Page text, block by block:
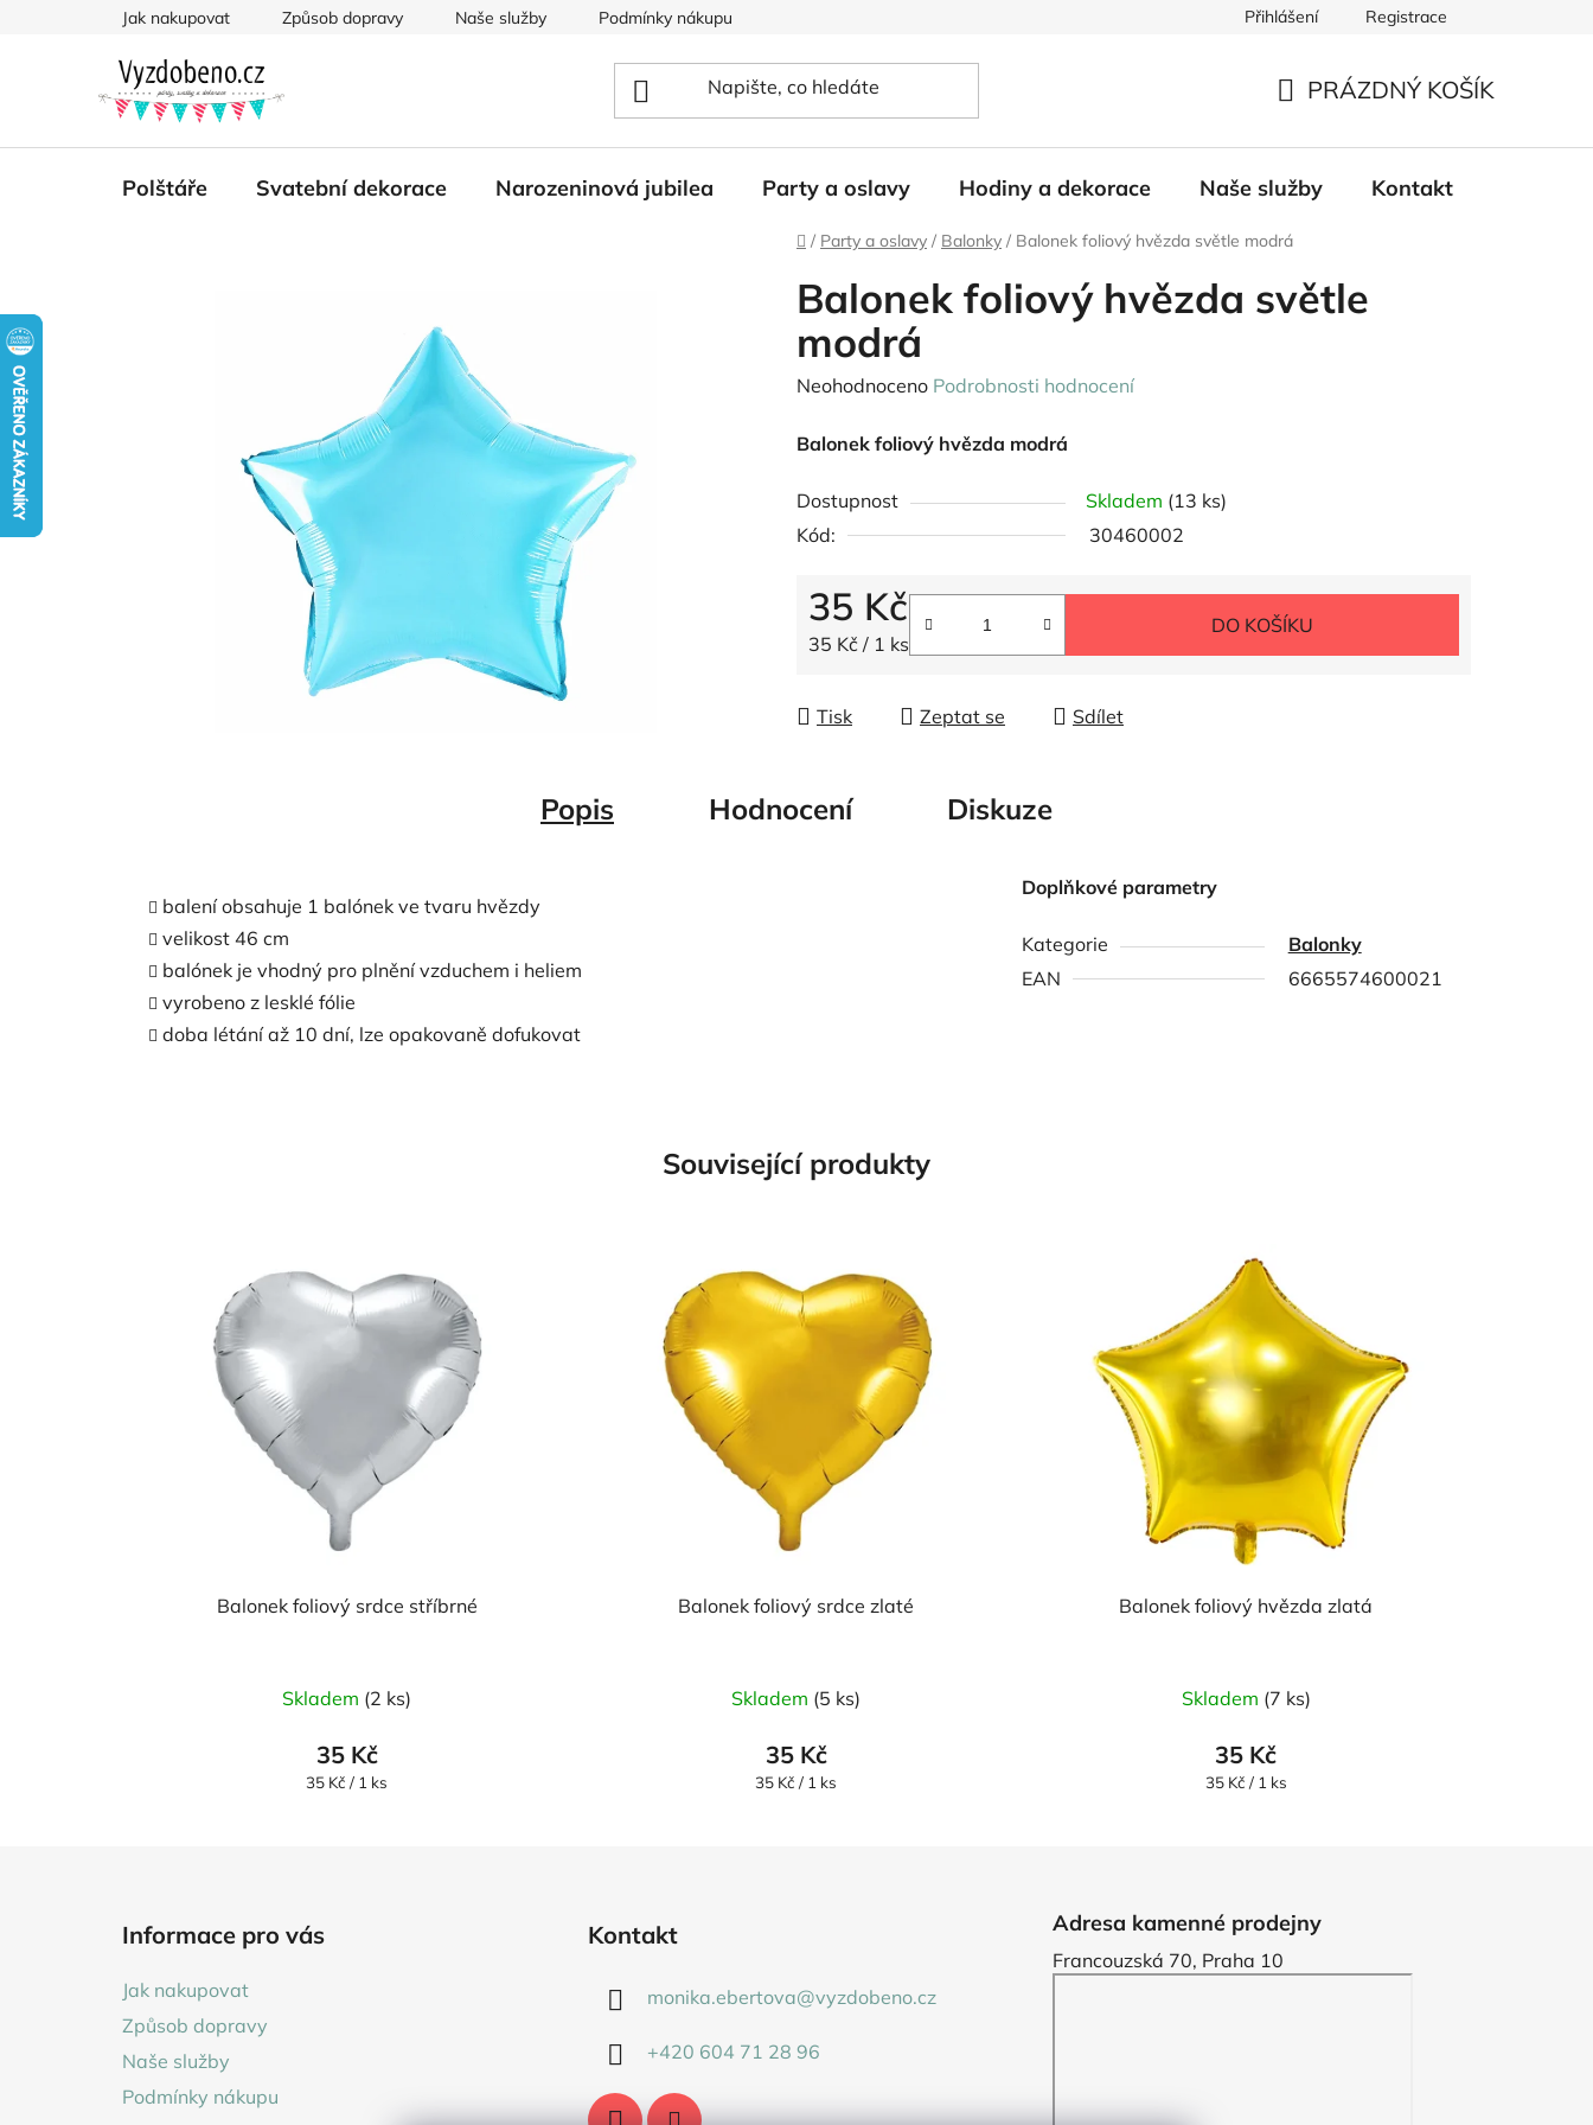
Jak nakupovat Způsob dopravy Naše služby Podmínky nákupu Přihlášení Registrace
KOŠÍK
PRÁZDNÝ KOŠÍK
Polštáře Svatební dekorace Narozeninová jubilea Party a oslavy Hodiny a dekorace Naše služby Kontakt
Domů
/ Party a oslavy / Balonky / Balonek foliový hvězda světle modrá
Balonek foliový hvězda světle
modrá
Průměrné
produktu
0,0
z
hvězdiček.
Neohodnoceno Podrobnosti hodnocení
Balonek foliový hvězda modrá
Dostupnost Skladem (13 ks)
Kód:
30460002
35 Kč
Měrná cena:
35 Kč / 1 ks
DO KOŠÍKU
Tisk Zeptat se Sdílet
Popis Hodnocení Diskuze
balení obsahuje 1 balónek ve tvaru hvězdy
velikost 46 cm
balónek je vhodný pro plnění vzduchem i heliem
vyrobeno z lesklé fólie
doba létání až 10 dní, lze opakovaně dofukovat
Doplňkové parametry
Kategorie
Balonky
EAN
6665574600021
Související produkty
Balonek foliový srdce stříbrné
Skladem (2 ks)
35 Kč
Měrná
35 Kč / 1 ks
Balonek foliový srdce zlaté
Skladem (5 ks)
35 Kč
Měrná
35 Kč / 1 ks
Balonek foliový hvězda zlatá
Skladem (7 ks)
35 Kč
Měrná
35 Kč / 1 ks
Informace pro vás
Jak nakupovat
Způsob dopravy
Naše služby
Podmínky nákupu
Kontakt
monika.ebertova@vyzdobeno.cz
+420 604 71 28 96
Adresa kamenné prodejny
Francouzská 70, Praha 10